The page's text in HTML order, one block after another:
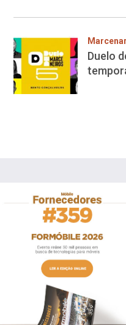
Duelo